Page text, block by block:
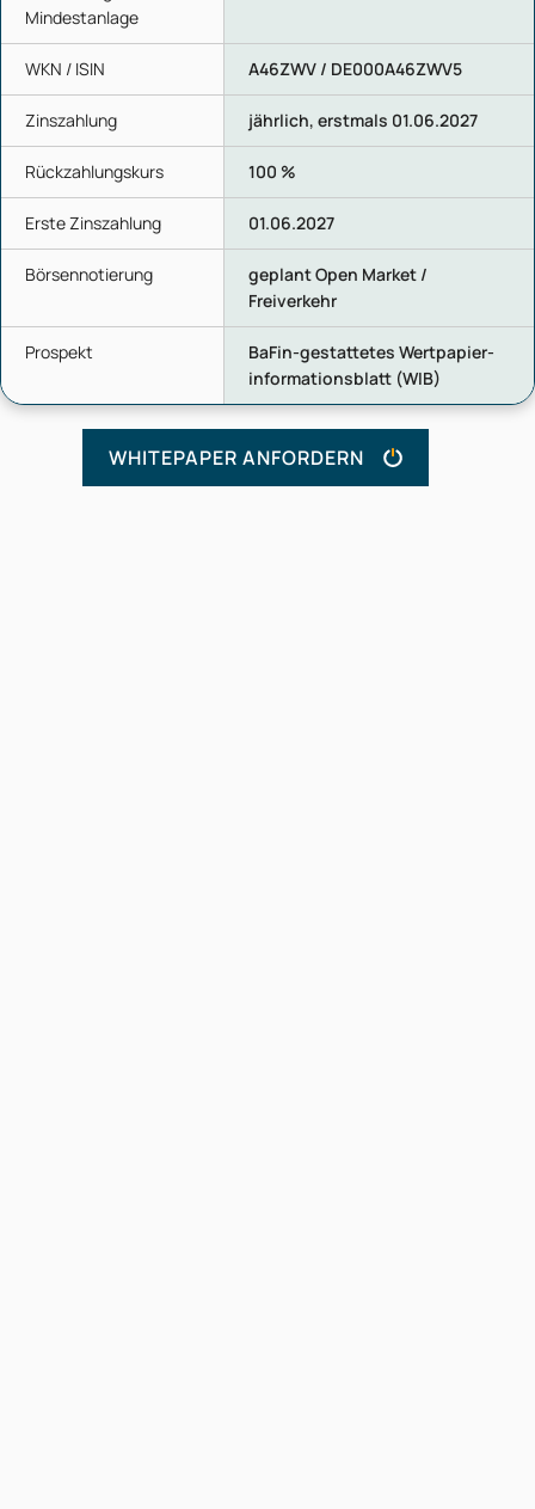
Mindestanlage
WKN / ISIN A46ZWV / DE000A46ZWV5
Zinszahlung jährlich, erstmals 01.06.2027
Rückzahlungskurs 100 %
Erste Zinszahlung 01.06.2027
Börsennotierung
geplant Open Market /
Freiverkehr
Prospekt
BaFin-gestattetes Wertpapier­
informationsblatt (WIB)
WHITEPAPER ANFORDERN